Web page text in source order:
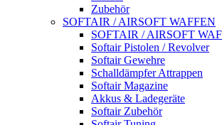
Zubehör
SOFTAIR / AIRSOFT WAFFEN
SOFTAIR / AIRSOFT
Softair Pistolen / Revolver
Softair Gewehre
Schalldämpfer Attrappen
Softair Magazine
Akkus & Ladegeräte
Softair Zubehör